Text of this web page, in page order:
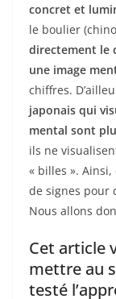
concret et
le boulier
directement le
une image
chiffres.
japonais qui
mental sont
ils ne
« billes ». Ainsi,
de signes pour
Nous allons
Cet article
mettre au
testé